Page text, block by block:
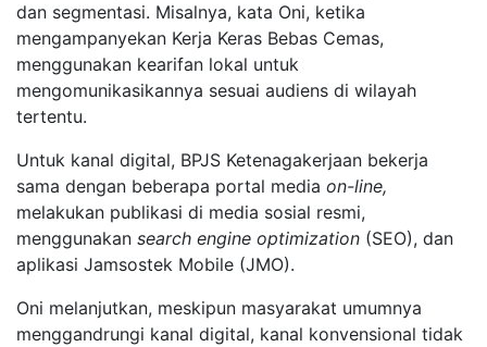
dan segmentasi. Misalnya, kata Oni, ketika
mengampanyekan Kerja Keras Bebas Cemas,
menggunakan kearifan lokal untuk
mengomunikasikannya sesuai audiens di wilayah
tertentu.
Untuk kanal digital, BPJS Ketenagakerjaan bekerja
sama dengan beberapa portal media on-line,
melakukan publikasi di media sosial resmi,
menggunakan search engine optimization (SEO), dan
aplikasi Jamsostek Mobile (JMO).
Oni melanjutkan, meskipun masyarakat umumnya
menggandrungi kanal digital, kanal konvensional tidak